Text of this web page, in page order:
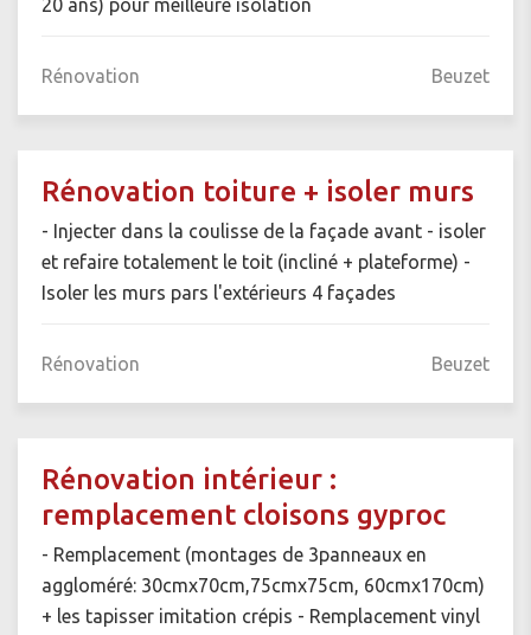
20 ans) pour meilleure isolation
Rénovation Beuzet
Rénovation toiture + isoler murs
- Injecter dans la coulisse de la façade avant - isoler
et refaire totalement le toit (incliné + plateforme) -
Isoler les murs pars l'extérieurs 4 façades
Rénovation Beuzet
Rénovation intérieur :
remplacement cloisons gyproc
- Remplacement (montages de 3panneaux en
aggloméré: 30cmx70cm,75cmx75cm, 60cmx170cm)
+ les tapisser imitation crépis - Remplacement vinyl